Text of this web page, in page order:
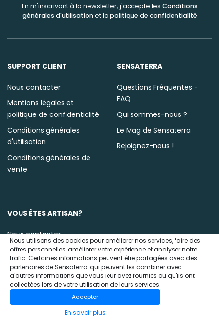
En m'inscrivant à la newsletter, j'accepte les Conditions
générales d'utilisationet la politique de confidentialité
SUPPORT CLIENT
Nous contacter
Mentions légales et
politique de confidentialité
Conditions générales
d'utilisation
Conditions générales de
vente
SENSATERRA
Questions Fréquentes -
FAQ
Qui sommes-nous ?
Le Mag de Sensaterra
Rejoignez-nous !
VOUS ÊTES ARTISAN?
Nous contacter
© 2020 Sensaterra
Nous utilisons des cookies pour améliorer nos services, faire des
offres personnelles, améliorer votre expérience et analyser notre
trafic. Certaines informations peuvent être partagées avec des
partenaires de Sensaterra, qui peuvent les combiner avec
d'autres informations que vous leur avez fournies ou qu'ils ont
collectées lors de votre utilisation de leurs services.
Accepter
En savoir plus